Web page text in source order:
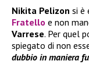
Nikita Pelizon si è
Fratello e non
Varrese. Per quel
spiegato di non
dubbio in maniera